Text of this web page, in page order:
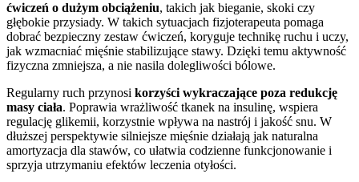
ćwiczeń o dużym obciążeniu, takich jak bieganie, skoki czy
głębokie przysiady. W takich sytuacjach fizjoterapeuta pomaga
dobrać bezpieczny zestaw ćwiczeń, koryguje technikę ruchu i uczy,
jak wzmacniać mięśnie stabilizujące stawy. Dzięki temu aktywność
fizyczna zmniejsza, a nie nasila dolegliwości bólowe.
Regularny ruch przynosi korzyści wykraczające poza redukcję
masy ciała. Poprawia wrażliwość tkanek na insulinę, wspiera
regulację glikemii, korzystnie wpływa na nastrój i jakość snu. W
dłuższej perspektywie silniejsze mięśnie działają jak naturalna
amortyzacja dla stawów, co ułatwia codzienne funkcjonowanie i
sprzyja utrzymaniu efektów leczenia otyłości.